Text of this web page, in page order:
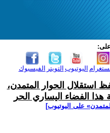
على:
الفيسبوك التويتر اليوتيوب
استقلال الحوار المتمدن،
الفضاء اليساري الحر
على اليوتيوب]